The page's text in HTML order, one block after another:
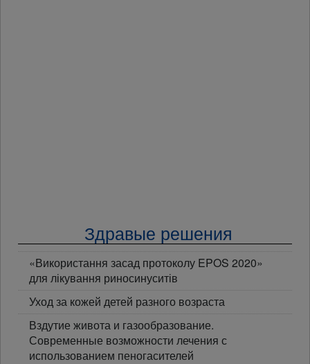
Здравые решения
«Використання засад протоколу EPOS 2020»
для лікування риносинуситів
Уход за кожей детей разного возраста
Вздутие живота и газообразование.
Современные возможности лечения с
использованием пеногасителей